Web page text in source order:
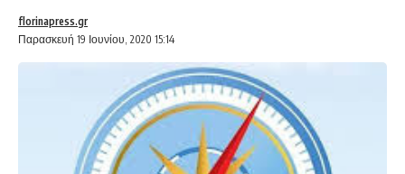
Παρασκευή 19 Ιουνίου, 2020 15:14
florinapress.gr